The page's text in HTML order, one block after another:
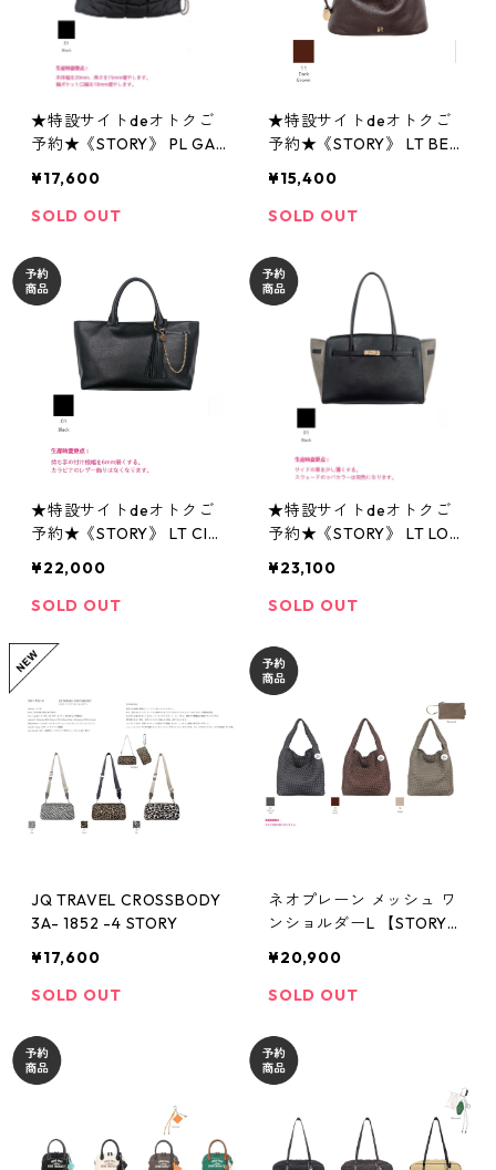
★特設サイトdeオトクご
予約★《STORY》 PL GAT
DER M ポリエステル ギャ
ザーハンドル ワンショル
607
¥17,600
SOLD OUT
★特設サイトdeオトクご
予約★《STORY》 LT BEA
ー ビーズストラップハン
ドバッグ 3A- 1879 -4 sto
¥15,400
SOLD OUT
★特設サイトdeオトクご
予約★《STORY》 LT CIN
マトートM 3A- 1878 -4 st
ory 2607
¥22,000
SOLD OUT
★特設サイトdeオトクご
予約★《STORY》 LT LON
ロングハンドルトートL 3A
- 1873 -4 story 2607
¥23,100
SOLD OUT
JQ TRAVEL CROSSBODY
3A- 1852 -4 STORY
¥17,600
SOLD OUT
ネオプレーン メッシュ ワ
ンショルダーL 【STORY
ご予約】 3A- 1872 -3 260
4c
¥20,900
SOLD OUT